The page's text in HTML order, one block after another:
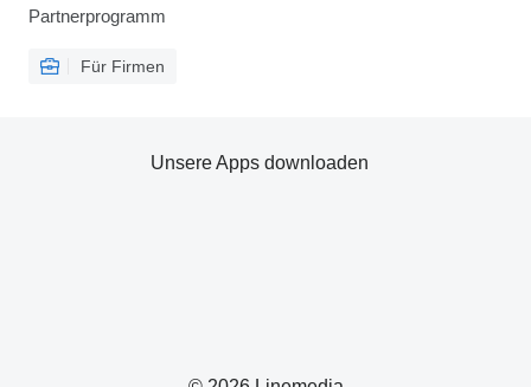
Partnerprogramm
Für Firmen
Unsere Apps downloaden